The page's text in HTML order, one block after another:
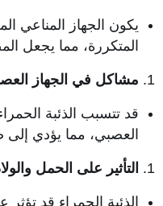
يكون الجهاز المناعي
المتكررة، مما يجعل
مشاكل في الجهاز
قد تتسبب الذئبة
العصبي، مما يؤدي
التأثير على الحمل
الذئبة الحمراء قد